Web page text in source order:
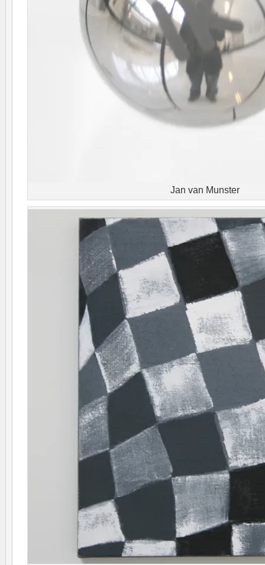
Jan van Munster